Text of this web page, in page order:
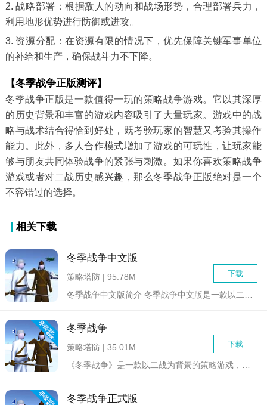
2. 战略部署：根据敌人的动向和战场形势，合理部署兵力，
利用地形优势进行防御或进攻。
3. 资源分配：在资源有限的情况下，优先保障关键军事单位
的补给和生产，确保战斗力不下降。
【冬季战争正版测评】
冬季战争正版是一款值得一玩的策略战争游戏。它以其深厚
的历史背景和丰富的游戏内容吸引了大量玩家。游戏中的战
略与战术结合得恰到好处，既考验玩家的智慧又考验其操作
能力。此外，多人合作模式增加了游戏的可玩性，让玩家能
够与朋友共同体验战争的紧张与刺激。如果你喜欢策略战争
游戏或者对二战历史感兴趣，那么冬季战争正版绝对是一个
不容错过的选择。
相关下载
冬季战争中文版
下载
策略塔防 | 95.78M
冬季战争中文版简介 冬季战争中文版是一款以二战为背景的...
冬季战争
下载
策略塔防 | 35.01M
《冬季战争》是一款以二战为背景的策略游戏，玩家需要指挥一支部...
冬季战争正式版